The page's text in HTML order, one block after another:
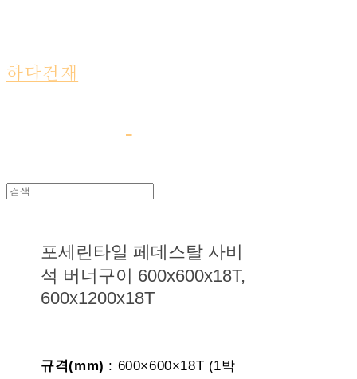
하다건재
포세린타일 페데스탈 사비
석 버너구이 600x600x18T,
600x1200x18T
규격(mm) : 600×600×18T (1박